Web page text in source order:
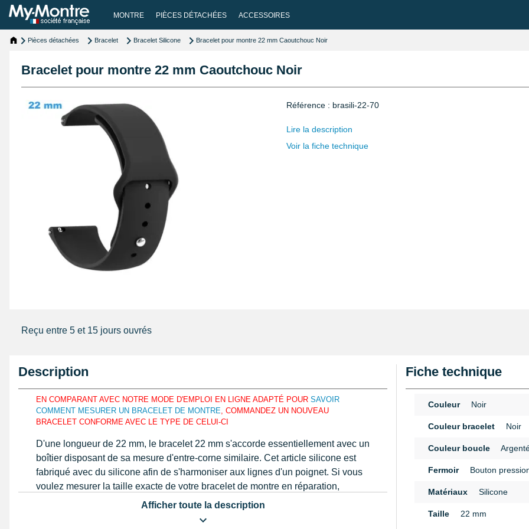
MONTRE PIÈCES DÉTACHÉES ACCESSOIRES
Pièces détachées Bracelet Bracelet Silicone Bracelet pour montre 22 mm Caoutchouc Noir
Bracelet pour montre 22 mm Caoutchouc Noir
Référence : brasili-22-70
Lire la description
Voir la fiche technique
Reçu entre 5 et 15 jours ouvrés
Description
EN COMPARANT AVEC NOTRE MODE D'EMPLOI EN LIGNE ADAPTÉ POUR SAVOIR
COMMENT MESURER UN BRACELET DE MONTRE, COMMANDEZ UN NOUVEAU
BRACELET CONFORME AVEC LE TYPE DE CELUI-CI
D'une longueur de 22 mm, le bracelet 22 mm s'accorde essentiellement avec un
boîtier disposant de sa mesure d'entre-corne similaire. Cet article silicone est
fabriqué avec du silicone afin de s'harmoniser aux lignes d'un poignet. Si vous
voulez mesurer la taille exacte de votre bracelet de montre en réparation,
mesurez la taille à l'aide d'un pied à coulisse digitalidentique à la notice. Formé
Afficher toute la description
Fiche technique
Couleur Noir
Couleur bracelet Noir
Couleur boucle
Fermoir Bouton
Matériaux Silicone
Taille 22 mm